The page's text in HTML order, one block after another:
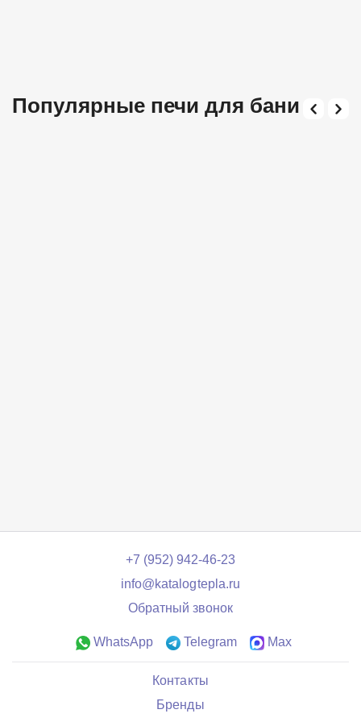
Популярные печи для бани
+7 (952) 942-46-23
info@katalogtepla.ru
Обратный звонок
WhatsApp Telegram Max
Контакты
Бренды